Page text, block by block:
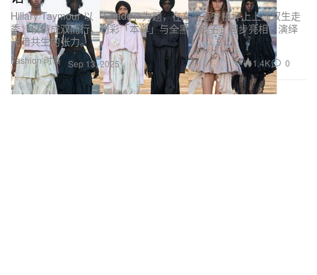
Fashion 时装
Hillary Taymour 以「Shade」为题，在东河直升机坪上上演双生走
秀：模特成双而行，粉彩「本尊」与全黑「影子」同步亮相，演绎
光暗共生的张力。
Sep 13, 2025 1.4K 0